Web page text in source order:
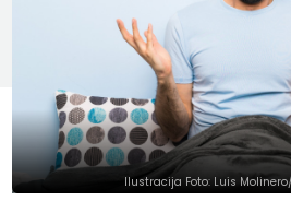
Ilustracija Foto: Luis